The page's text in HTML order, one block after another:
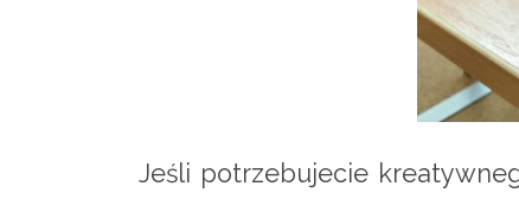
Jeśli potrzebujecie